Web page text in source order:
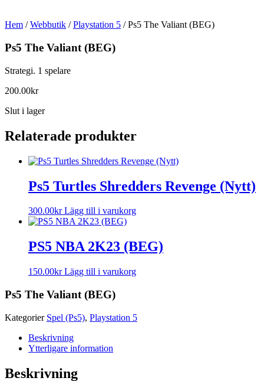
Hem /Webbutik /Playstation 5 / Ps5 The Valiant (BEG)
Ps5 The Valiant (BEG)
Strategi. 1 spelare
200.00kr
Slut i lager
Relaterade produkter
Ps5 Turtles Shredders Revenge (Nytt)
300.00kr Lägg till i varukorg
PS5 NBA 2K23 (BEG)
150.00kr Lägg till i varukorg
Ps5 The Valiant (BEG)
Kategorier Spel (Ps5), Playstation 5
Beskrivning
Ytterligare information
Beskrivning